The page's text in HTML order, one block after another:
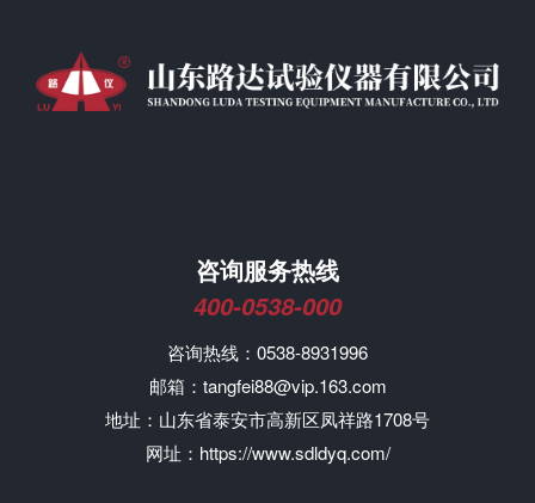
咨询服务热线
400-0538-000
咨询热线：0538-8931996
邮箱：tangfei88@vip.163.com
地址：山东省泰安市高新区凤祥路1708号
网址：https://www.sdldyq.com/